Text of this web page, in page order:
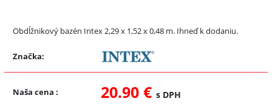
Obdĺžnikový bazén Intex 2,29 x 1,52 x 0,48 m. Ihneď k dodaniu.
Značka:
Naša cena : 20.90 € s DPH